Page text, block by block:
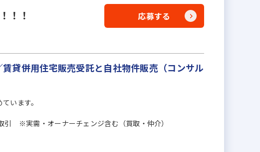
！！ 応募する
併用住宅販売受託と自社物件販売（コンサル
います。
※実需・オーナーチェンジ含む（買取・仲介）